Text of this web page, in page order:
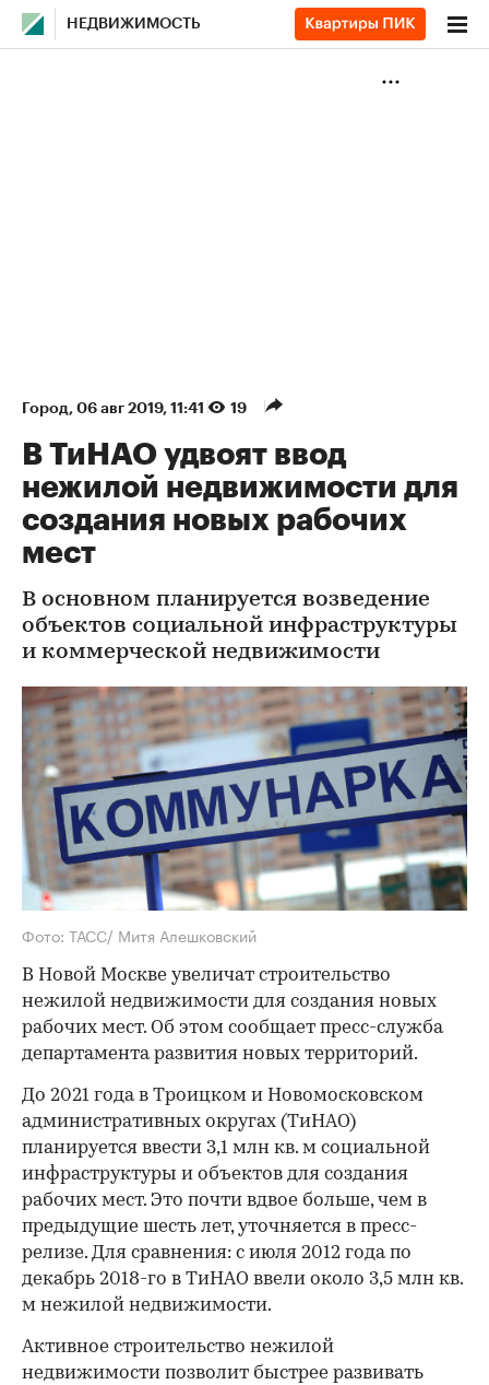
НЕДВИЖИМОСТЬ
Город⁠, 06 авг 2019, 11:41 19
В ТиНАО удвоят ввод
нежилой недвижимости для
создания новых рабочих
мест
В основном планируется возведение
объектов социальной инфраструктуры
и коммерческой недвижимости
Фото: ТАСС/ Митя Алешковский
В Новой Москве увеличат строительство
нежилой недвижимости для создания новых
рабочих мест. Об этом сообщает пресс-служба
департамента развития новых территорий.
До 2021 года в Троицком и Новомосковском
административных округах (ТиНАО)
планируется ввести 3,1 млн кв. м социальной
инфраструктуры и объектов для создания
рабочих мест. Это почти вдвое больше, чем в
предыдущие шесть лет, уточняется в пресс-
релизе. Для сравнения: с июля 2012 года по
декабрь 2018-го в ТиНАО ввели около 3,5 млн кв.
м нежилой недвижимости.
Активное строительство нежилой
недвижимости позволит быстрее развивать